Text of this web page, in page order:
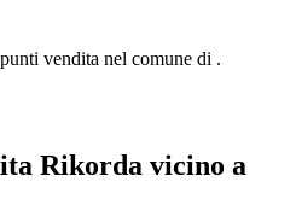
vendita nel comune di .
Rikorda vicino a